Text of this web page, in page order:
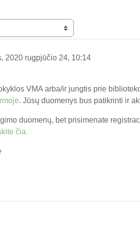
2020 rugpjūčio 24, 10:14
VMA arba/ir jungtis prie
. Jūsų duomenys bus patikrinti ir
duomenų, bet prisimenate
čia.